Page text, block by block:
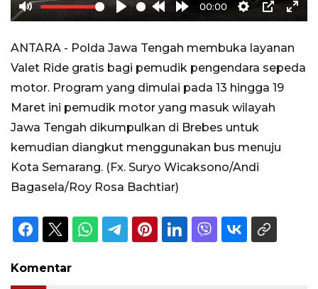
Mute Play
Rewind
10s
Forward
00:00
Settings
PIP
ANTARA - Polda Jawa Tengah membuka layanan
Valet Ride gratis bagi pemudik pengendara sepeda
motor. Program yang dimulai pada 13 hingga 19
Maret ini pemudik motor yang masuk wilayah
Jawa Tengah dikumpulkan di Brebes untuk
kemudian diangkut menggunakan bus menuju
Kota Semarang. (Fx. Suryo Wicaksono/Andi
Bagasela/Roy Rosa Bachtiar)
Komentar